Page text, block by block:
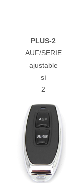
PLUS-2
AUF/SERIE
ajustable
sí
2